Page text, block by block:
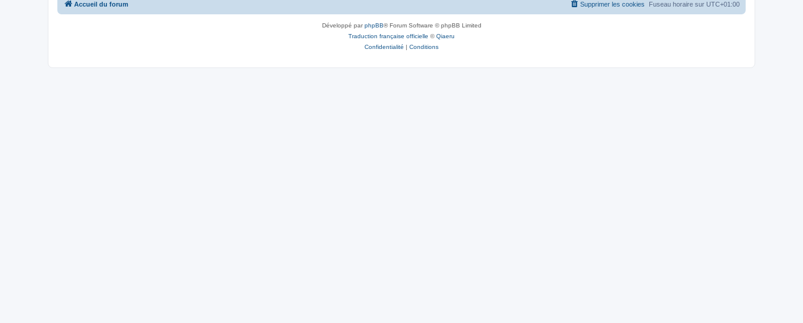
Accueil du forum Fuseau horaire sur UTC+01:00
Supprimer les cookies
Développé parphpBB® Forum Software © phpBB Limited
Traduction française officielle ©Qiaeru
Confidentialité | Conditions